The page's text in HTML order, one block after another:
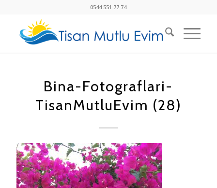
0544 551 77 74
Bina-Fotograflari-
TisanMutluEvim (28)